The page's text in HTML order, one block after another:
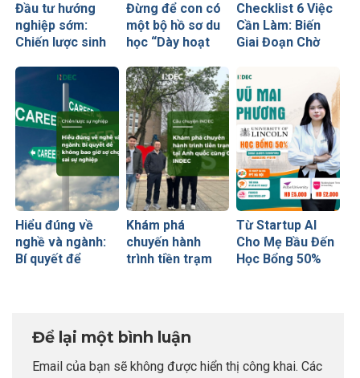
Đầu tư hướng
nghiệp sớm:
Chiến lược sinh
của những cha
Đừng để con có
một bộ hồ sơ du
học “Dày hoạt
thiếu năng lực”
Checklist 6 Việc
Cần Làm: Biến
Giai Đoạn Chờ
“Bước Đệm
Vàng” Cất Cánh
Hiểu đúng về
nghề và ngành:
Bí quyết để
Khám phá
chuyến hành
trình tiền trạm
Từ Startup AI
Cho Mẹ Bầu Đến
Học Bổng 50%
Để lại một bình luận
Email của bạn sẽ không được hiển thị công khai. Các